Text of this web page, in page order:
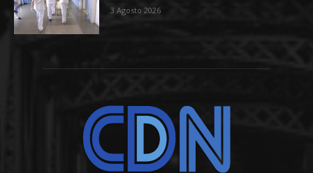
3 Agosto 2026